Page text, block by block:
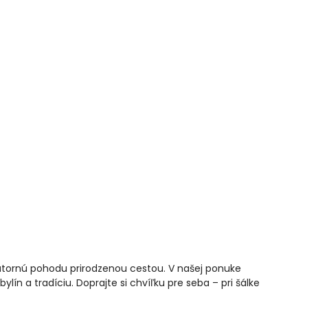
pohodu prirodzenou cestou. V našej ponuke
a tradíciu. Doprajte si chvíľku pre seba – pri šálke